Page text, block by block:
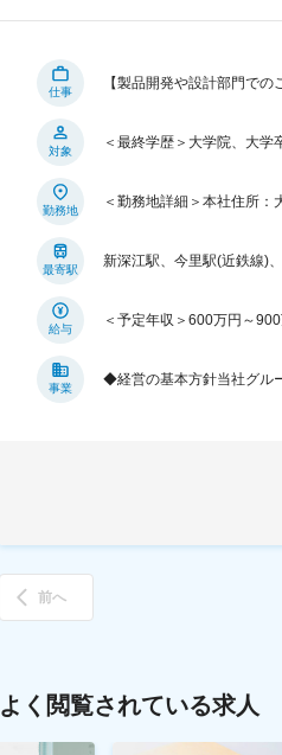
仕事
【製品開発や設計部門で
対象
＜最終学歴＞大学院、大学
勤務地
＜勤務地詳細＞本社住所
最寄駅
新深江駅、今里駅(近鉄線)
給与
＜予定年収＞600万円～
事業
◆経営の基本方針当社グル
前へ
よく閲覧されている求人